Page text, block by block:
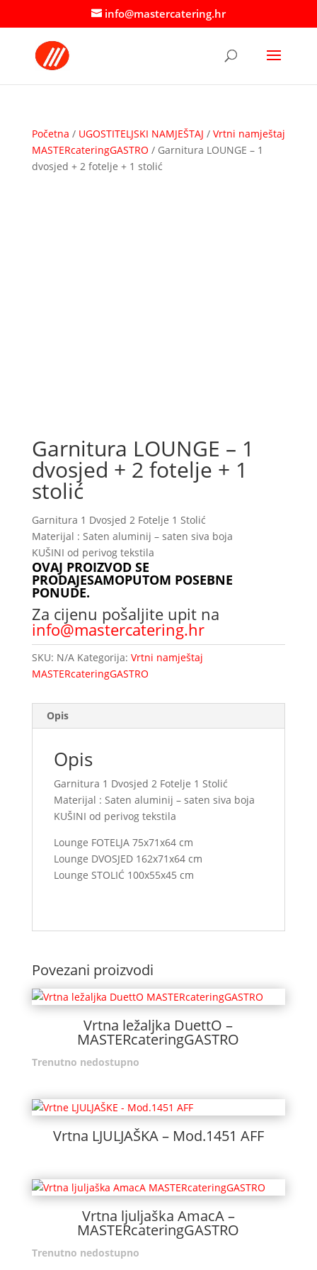
info@mastercatering.hr
Početna / UGOSTITELJSKI NAMJEŠTAJ / Vrtni namještaj
MASTERcateringGASTRO / Garnitura LOUNGE – 1
dvosjed + 2 fotelje + 1 stolić
Garnitura LOUNGE – 1
dvosjed + 2 fotelje + 1
stolić
Garnitura 1 Dvosjed 2 Fotelje 1 Stolić
Materijal : Saten aluminij – saten siva boja
KUŠINI od perivog tekstila
OVAJ PROIZVOD SE
PRODAJESAMOPUTOM POSEBNE
PONUDE.
Za cijenu pošaljite upit na
info@mastercatering.hr
SKU: N/A Kategorija: Vrtni namještaj
MASTERcateringGASTRO
Opis
Opis
Garnitura 1 Dvosjed 2 Fotelje 1 Stolić
Materijal : Saten aluminij – saten siva boja
KUŠINI od perivog tekstila
Lounge FOTELJA 75x71x64 cm
Lounge DVOSJED 162x71x64 cm
Lounge STOLIĆ 100x55x45 cm
Povezani proizvodi
Vrtna ležaljka DuettO –
MASTERcateringGASTRO
Trenutno nedostupno
Vrtna LJULJAŠKA – Mod.1451 AFF
Vrtna ljuljaška AmacA –
MASTERcateringGASTRO
Trenutno nedostupno